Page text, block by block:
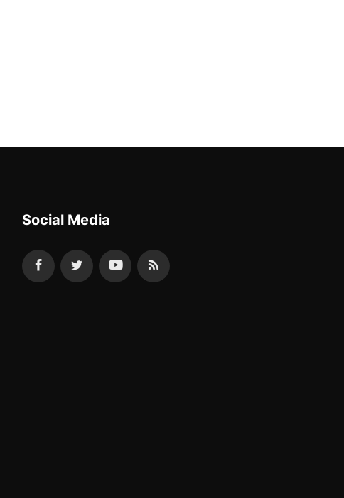
Social Media